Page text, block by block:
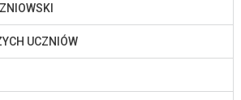
UCZNIÓW